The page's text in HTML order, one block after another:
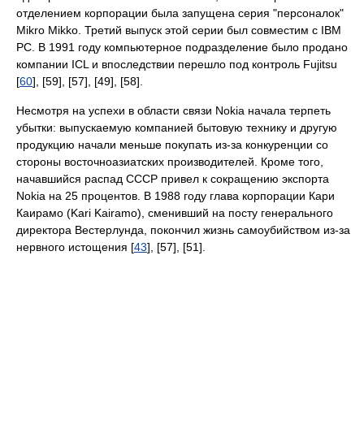
отделением корпорации была запущена серия "персоналок"
Mikro Mikko. Третий выпуск этой серии был совместим с IBM
PC. В 1991 году компьютерное подразделение было продано
компании ICL и впоследствии перешло под контроль Fujitsu
[60], [59], [57], [49], [58].
Несмотря на успехи в области связи Nokia начала терпеть
убытки: выпускаемую компанией бытовую технику и другую
продукцию начали меньше покупать из-за конкуренции со
стороны восточноазиатских производителей. Кроме того,
начавшийся распад СССР привел к сокращению экспорта
Nokia на 25 процентов. В 1988 году глава корпорации Кари
Каирамо (Kari Kairamo), сменивший на посту генерального
директора Вестерлунда, покончил жизнь самоубийством из-за
нервного истощения [43], [57], [51].